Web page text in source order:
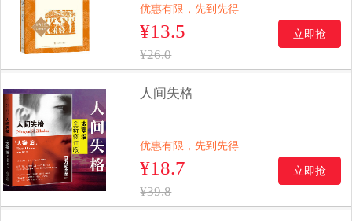
优惠有限，先到先得
¥13.5
¥26.0
立即抢
人间失格
优惠有限，先到先得
¥18.7
¥39.8
立即抢